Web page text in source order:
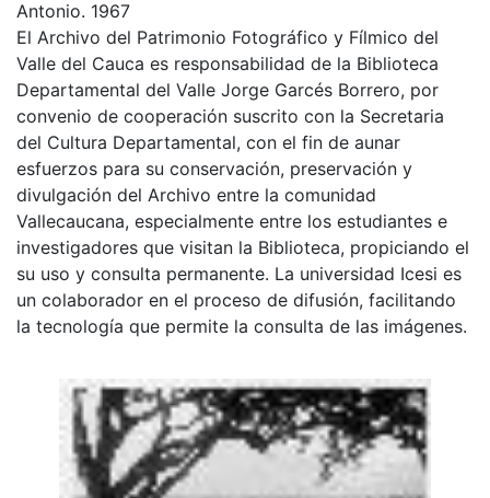
Antonio. 1967
El Archivo del Patrimonio Fotográfico y Fílmico del
Valle del Cauca es responsabilidad de la Biblioteca
Departamental del Valle Jorge Garcés Borrero, por
convenio de cooperación suscrito con la Secretaria
del Cultura Departamental, con el fin de aunar
esfuerzos para su conservación, preservación y
divulgación del Archivo entre la comunidad
Vallecaucana, especialmente entre los estudiantes e
investigadores que visitan la Biblioteca, propiciando el
su uso y consulta permanente. La universidad Icesi es
un colaborador en el proceso de difusión, facilitando
la tecnología que permite la consulta de las imágenes.